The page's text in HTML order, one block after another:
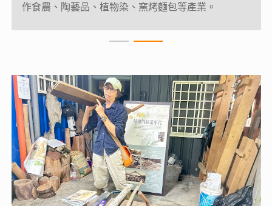
作食農、陶藝品、植物染、窯烤麵包等產業。